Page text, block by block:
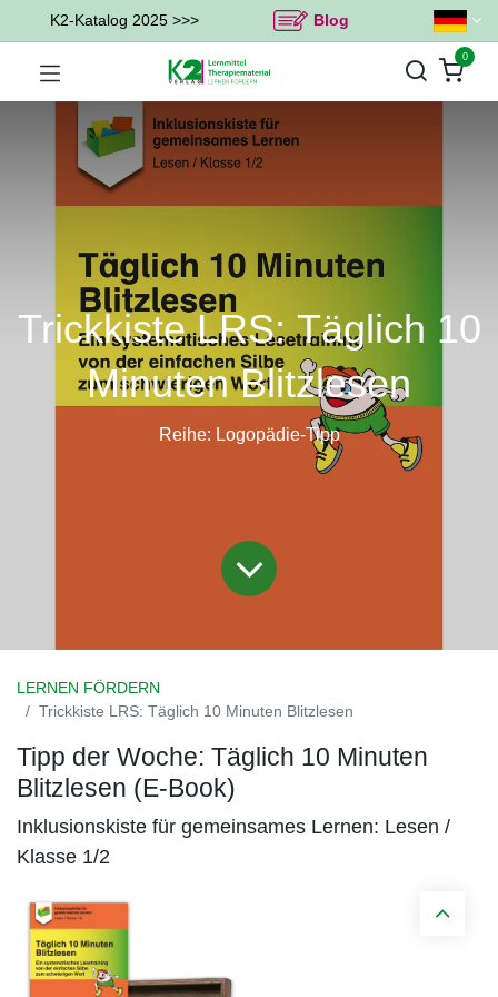
K2-Katalog 2025 >>> Blog
0
Trickkiste LRS: Täglich 10
Minuten Blitzlesen
Reihe: Logopädie-Tipp
LERNEN FÖRDERN
Trickkiste LRS: Täglich 10 Minuten Blitzlesen
Tipp der Woche: Täglich 10 Minuten
Blitzlesen (E-Book)
Inklusionskiste für gemeinsames Lernen: Lesen /
Klasse 1/2